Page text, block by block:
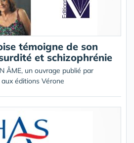
témoigne de son
et schizophrénie
ÂME, un ouvrage publié par
aux éditions Vérone